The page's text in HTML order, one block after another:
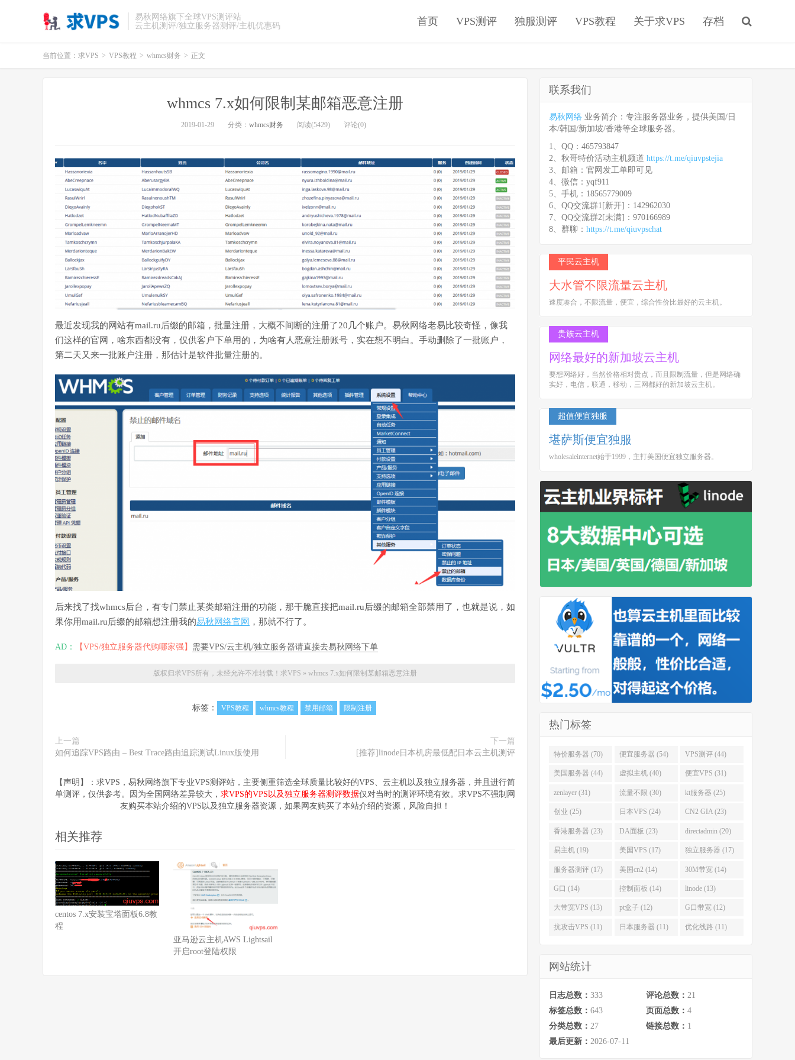
易秋网络旗下全球VPS测评站
云主机测评/独立服务器测评/主机优惠码
首页 VPS测评 独服测评 VPS教程 关于求VPS 存档
当前位置： 求VPS > VPS教程 > whmcs财务 > 正文
whmcs 7.x如何限制某邮箱恶意注册
2019-01-29 分类： whmcs财务 阅读(5429) 评论(0)
最近发现我的网站有mail.ru后缀的邮箱，批量注册，大概不间断的注册了20几个账户。易秋网络老易比较奇怪，像我
们这样的官网，啥东西都没有，仅供客户下单用的，为啥有人恶意注册账号，实在想不明白。手动删除了一批账户，
第二天又来一批账户注册，那估计是软件批量注册的。
后来找了找whmcs后台，有专门禁止某类邮箱注册的功能，那干脆直接把mail.ru后缀的邮箱全部禁用了，也就是说，如
果你用mail.ru后缀的邮箱想注册我的易秋网络官网 ，那就不行了。
AD： 【VPS/独立服务器代购哪家强】 需要VPS/云主机/独立服务器请直接去易秋网络下单
版权归求VPS所有，未经允许不准转载！ 求VPS » whmcs 7.x如何限制某邮箱恶意注册
标签： VPS教程 whmcs教程 禁用邮箱 限制注册
上一篇
如何追踪VPS路由 – Best Trace路由追踪测试Linux版使用
下一篇
[推荐]linode日本机房最低配日本云主机测评
【声明】：求VPS，易秋网络旗下专业VPS测评站，主要侧重筛选全球质量比较好的VPS、云主机以及独立服务器，并且进行简
单测评，仅供参考。因为全国网络差异较大， 求VPS的VPS以及独立服务器测评数据仅对当时的测评环境有效。求VPS不强制网
友购买本站介绍的VPS以及独立服务器资源，如果网友购买了本站介绍的资源，风险自担！
相关推荐
centos 7.x安装宝塔面板6.8教
程
亚马逊云主机AWS Lightsail
开启root登陆权限
联系我们
易秋网络 业务简介：专注服务器业务，提供美国/日
本/韩国/新加坡/香港等全球服务器。
1、QQ：465793847
2、秋哥特价活动主机频道 https://t.me/qiuvpstejia
3、邮箱：官网发工单即可见
4、微信：yqf911
5、手机：18565779009
6、QQ交流群1[新开]：142962030
7、QQ交流群2[未满]：970166989
8、群聊： https://t.me/qiuvpschat
平民云主机
大水管不限流量云主机
速度凑合，不限流量，便宜，综合性价比最好的云主机。
贵族云主机
网络最好的新加坡云主机
要想网络好，当然价格相对贵点，而且限制流量，但是网络确
实好，电信，联通，移动，三网都好的新加坡云主机。
超值便宜独服
堪萨斯便宜独服
wholesaleinternet始于1999，主打美国便宜独立服务器。
热门标签
特价服务器 (70) 便宜服务器 (54) VPS测评 (44)
美国服务器 (44) 虚拟主机 (40) 便宜VPS (31)
zenlayer (31) 流量不限 (30) kt服务器 (25)
创业 (25) 日本VPS (24) CN2 GIA (23)
香港服务器 (23) DA面板 (23) directadmin (20)
易主机 (19) 美国VPS (17) 独立服务器 (17)
服务器测评 (17) 美国cn2 (14) 30M带宽 (14)
G口 (14) 控制面板 (14) linode (13)
大带宽VPS (13) pt盒子 (12) G口带宽 (12)
抗攻击VPS (11) 日本服务器 (11) 优化线路 (11)
网站统计
日志总数： 333 评论总数： 21
标签总数： 643 页面总数： 4
分类总数： 27 链接总数： 1
最后更新： 2026-07-11